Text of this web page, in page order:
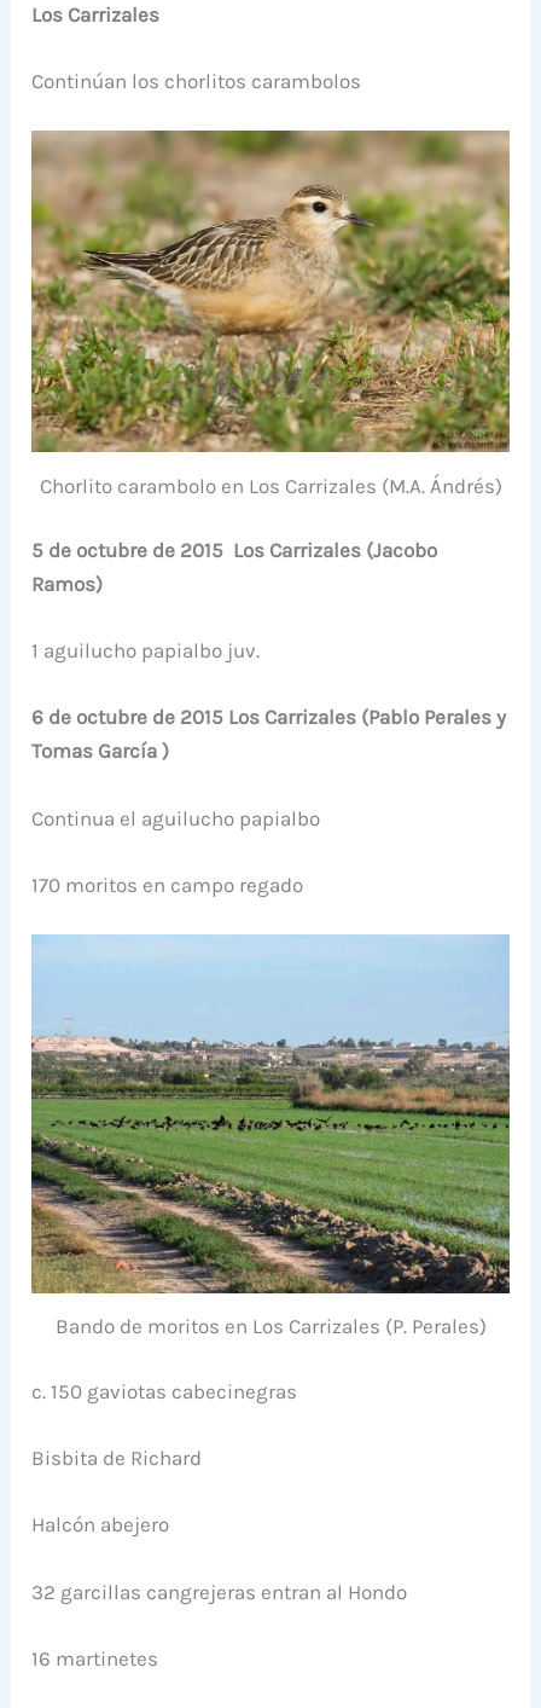
Los Carrizales
Continúan los chorlitos carambolos
Chorlito carambolo en Los Carrizales (M.A. Ándrés)
5 de octubre de 2015 Los Carrizales (Jacobo
Ramos)
1 aguilucho papialbo juv.
6 de octubre de 2015 Los Carrizales (Pablo Perales y
Tomas García )
Continua el aguilucho papialbo
170 moritos en campo regado
Bando de moritos en Los Carrizales (P. Perales)
c. 150 gaviotas cabecinegras
Bisbita de Richard
Halcón abejero
32 garcillas cangrejeras entran al Hondo
16 martinetes